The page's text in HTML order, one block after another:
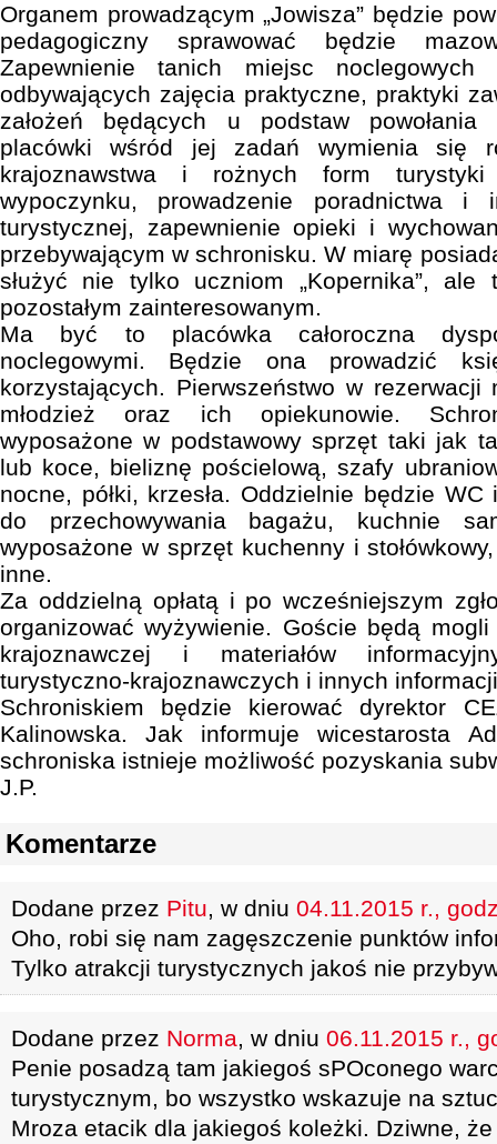
Organem prowadzącym „Jowisza” będzie
pedagogiczny sprawować będzie
Zapewnienie tanich miejsc noclegowych
odbywających zajęcia praktyczne, praktyki
założeń będących u podstaw
placówki wśród jej zadań wymienia się
krajoznawstwa i rożnych form
wypoczynku, prowadzenie poradnictwa i
turystycznej, zapewnienie opieki i
przebywającym w schronisku. W miarę
służyć nie tylko uczniom „Kopernika”, ale
pozostałym zainteresowanym.
Ma być to placówka całoroczna
noclegowymi. Będzie ona prowadzić
korzystających. Pierwszeństwo w
młodzież oraz ich opiekunowie.
wyposażone w podstawowy sprzęt taki jak
lub koce, bieliznę pościelową, szafy
nocne, półki, krzesła. Oddzielnie będzie
do przechowywania bagażu, kuchnie
wyposażone w sprzęt kuchenny i
inne.
Za oddzielną opłatą i po wcześniejszym
organizować wyżywienie. Goście będą
krajoznawczej i materiałów
turystyczno-krajoznawczych i innych
Schroniskiem będzie kierować dyrektor
Kalinowska. Jak informuje wicestarosta
schroniska istnieje możliwość pozyskania
J.P.
Komentarze
Dodane przez Pitu, w dniu 04.11.2015 r.,
Oho, robi się nam zagęszczenie punktów
Tylko atrakcji turystycznych jakoś nie
Dodane przez Norma, w dniu 06.11.2015 r.,
Penie posadzą tam jakiegoś sPOconego
turystycznym, bo wszystko wskazuje na
Mroza etacik dla jakiegoś koleżki. Dziwne,